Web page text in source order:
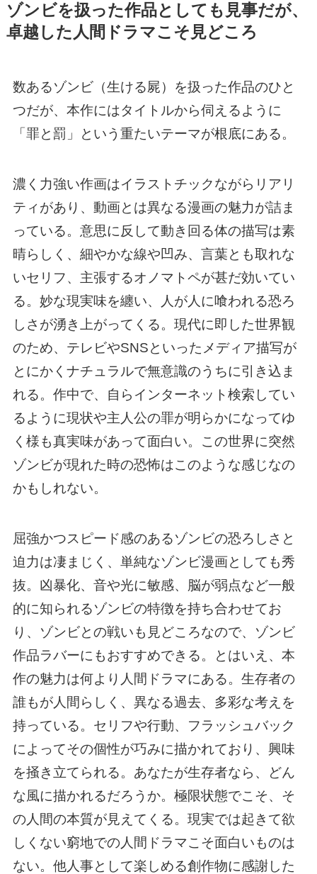
ゾンビを扱った作品としても見事だが、
卓越した人間ドラマこそ見どころ
数あるゾンビ（生ける屍）を扱った作品のひと
つだが、本作にはタイトルから伺えるように
「罪と罰」という重たいテーマが根底にある。
濃く力強い作画はイラストチックながらリアリ
ティがあり、動画とは異なる漫画の魅力が詰ま
っている。意思に反して動き回る体の描写は素
晴らしく、細やかな線や凹み、言葉とも取れな
いセリフ、主張するオノマトペが甚だ効いてい
る。妙な現実味を纏い、人が人に喰われる恐ろ
しさが湧き上がってくる。現代に即した世界観
のため、テレビやSNSといったメディア描写が
とにかくナチュラルで無意識のうちに引き込ま
れる。作中で、自らインターネット検索してい
るように現状や主人公の罪が明らかになってゆ
く様も真実味があって面白い。この世界に突然
ゾンビが現れた時の恐怖はこのような感じなの
かもしれない。
屈強かつスピード感のあるゾンビの恐ろしさと
迫力は凄まじく、単純なゾンビ漫画としても秀
抜。凶暴化、音や光に敏感、脳が弱点など一般
的に知られるゾンビの特徴を持ち合わせてお
り、ゾンビとの戦いも見どころなので、ゾンビ
作品ラバーにもおすすめできる。とはいえ、本
作の魅力は何より人間ドラマにある。生存者の
誰もが人間らしく、異なる過去、多彩な考えを
持っている。セリフや行動、フラッシュバック
によってその個性が巧みに描かれており、興味
を掻き立てられる。あなたが生存者なら、どん
な風に描かれるだろうか。極限状態でこそ、そ
の人間の本質が見えてくる。現実では起きて欲
しくない窮地での人間ドラマこそ面白いものは
ない。他人事として楽しめる創作物に感謝した